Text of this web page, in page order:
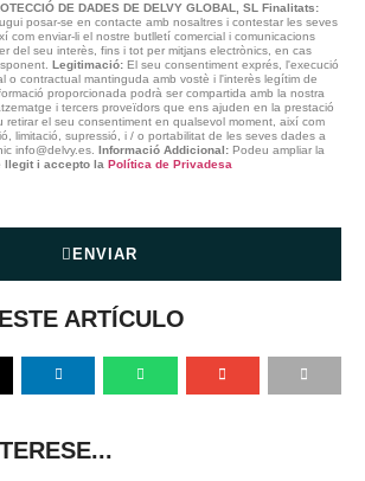
DE DADES DE DELVY GLOBAL, SL Finalitats:
posar-se en contacte amb nosaltres i contestar les seves
com enviar-li el nostre butlletí comercial i comunicacions
del seu interès, fins i tot per mitjans electrònics, en cas
Legitimació: El seu consentiment exprés, l'execució
o contractual mantinguda amb vostè i l'interès legítim de
proporcionada podrà ser compartida amb la nostra
i tercers proveïdors que ens ajuden en la prestació
retirar el seu consentiment en qualsevol moment, així com
limitació, supressió, i / o portabilitat de les seves dades a
info@delvy.es. Informació Addicional: Podeu ampliar la
llegit i accepto la Política de Privadesa
ENVIAR
ARTÍCULO